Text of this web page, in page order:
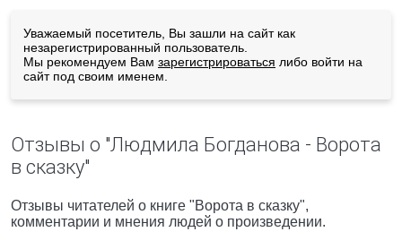
Уважаемый посетитель, Вы зашли на сайт как
незарегистрированный пользователь.
Мы рекомендуем Вам зарегистрироваться либо войти на
сайт под своим именем.
Отзывы о "Людмила Богданова - Ворота
в сказку"
Отзывы читателей о книге "Ворота в сказку",
комментарии и мнения людей о произведении.